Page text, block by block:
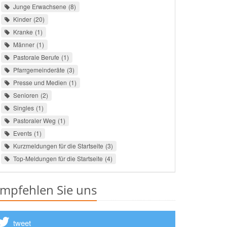
Junge Erwachsene 8
Kinder 20
Kranke 1
Männer 1
Pastorale Berufe 1
Pfarrgemeinderäte 3
Presse und Medien 1
Senioren 2
Singles 1
Pastoraler Weg 1
Events 1
Kurzmeldungen für die Startseite 3
Top-Meldungen für die Startseite 4
Sie uns
tweet